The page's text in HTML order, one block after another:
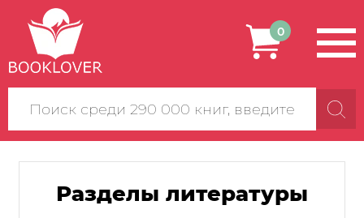
Поиск
по
сайту
0
Разделы литературы